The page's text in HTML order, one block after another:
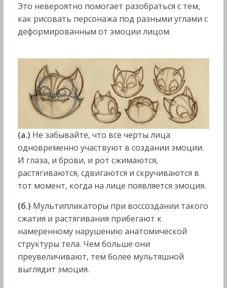
Это невероятно помогает разобраться с тем,
как рисовать персонажа под разными углами с
деформированным от эмоции лицом.
(а.) Не забывайте, что все черты лица
одновременно участвуют в создании эмоции.
И глаза, и брови, и рот сжимаются,
растягиваются, сдвигаются и скручиваются в
тот момент, когда на лице появляется эмоция.
(б.) Мультипликаторы при воссоздании такого
сжатия и растягивания прибегают к
намеренному нарушению анатомической
структуры тела. Чем больше они
преувеличивают, тем более мультяшной
выглядит эмоция.